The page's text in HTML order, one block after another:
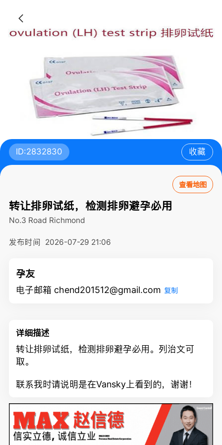
ID:2832830 收藏
查看地图
转让排卵试纸，检测排卵避孕必用
No.3 Road Richmond
发布时间 2026-07-29 21:06
孕友
电子邮箱 chend201512@gmail.com 复制
详细描述
转让排卵试纸，检测排卵避孕必用。列治文可
取。
联系我时请说明是在Vansky上看到的，谢谢！